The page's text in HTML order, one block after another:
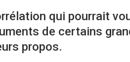
qui pourrait
de certains
propos.